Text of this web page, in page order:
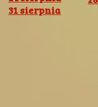
31 sierpnia